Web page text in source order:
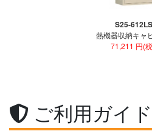
S25-
熱機器収納キャ
71,211 円(
ご利用ガイド